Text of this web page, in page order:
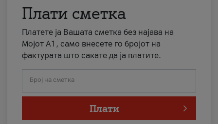
Плати сметка
Платете ја Вашата сметка без најава на
Мојот А1, само внесете го бројот на
фактурата што сакате да ја платите.
Број на сметка
Плати